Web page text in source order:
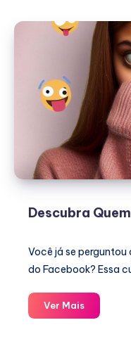
Descubra
Você já se perguntou
do Facebook? Essa
Ver MaisDescubra
Quem